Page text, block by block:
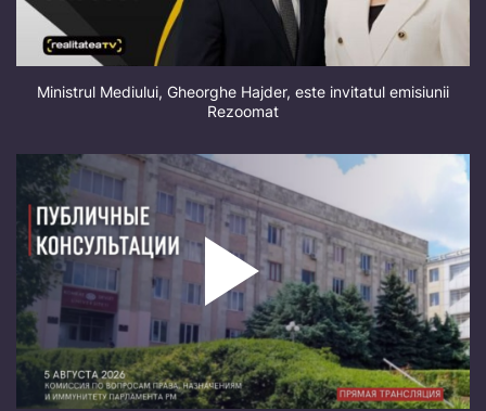
Ministrul Mediului, Gheorghe Hajder, este invitatul emisiunii
Rezoomat